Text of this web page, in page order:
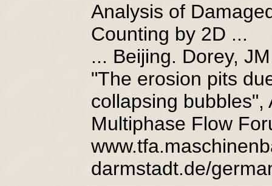
Analysis of
Counting by 2D ...
... Beijing. Dorey,
"The erosion pits
collapsing bubbles",
Multiphase Flow
darmstadt.de/